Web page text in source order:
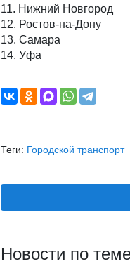
11. Нижний Новгород
12. Ростов-на-Дону
13. Самара
14. Уфа
Теги: Городской транспорт
Новости по